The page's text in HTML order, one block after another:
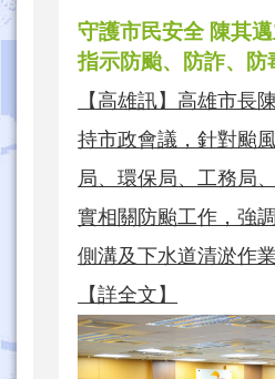
守護市民安全 陳其
指示防颱、防詐、防
【高雄訊】高雄市長
持市政會議，針對颱
局、環保局、工務局
實相關防颱工作，強
側溝及下水道清淤作
【詳全文】